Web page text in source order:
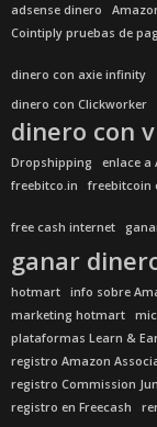
adsense dinero
Cointiply pruebas de
dinero con axie infinity
dinero con Clickworker
dinero con
Dropshipping
enlace a
freebitco.in
freebitcoin
free cash internet
ganar
hotmart
info sobre
marketing hotmart
plataformas Learn &
registro Amazon
registro Commission
registro en Freecash